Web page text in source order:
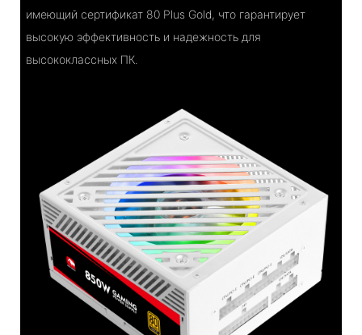
имеющий сертификат 80 Plus Gold, что гарантирует
высокую эффективность и надежность для
высококлассных ПК.